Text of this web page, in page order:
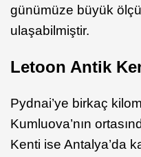
günümüze büyük
ulaşabilmiştir.
Letoon Antik
Pydnai’ye birkaç
Kumluova’nın
Kenti ise Antalya’da